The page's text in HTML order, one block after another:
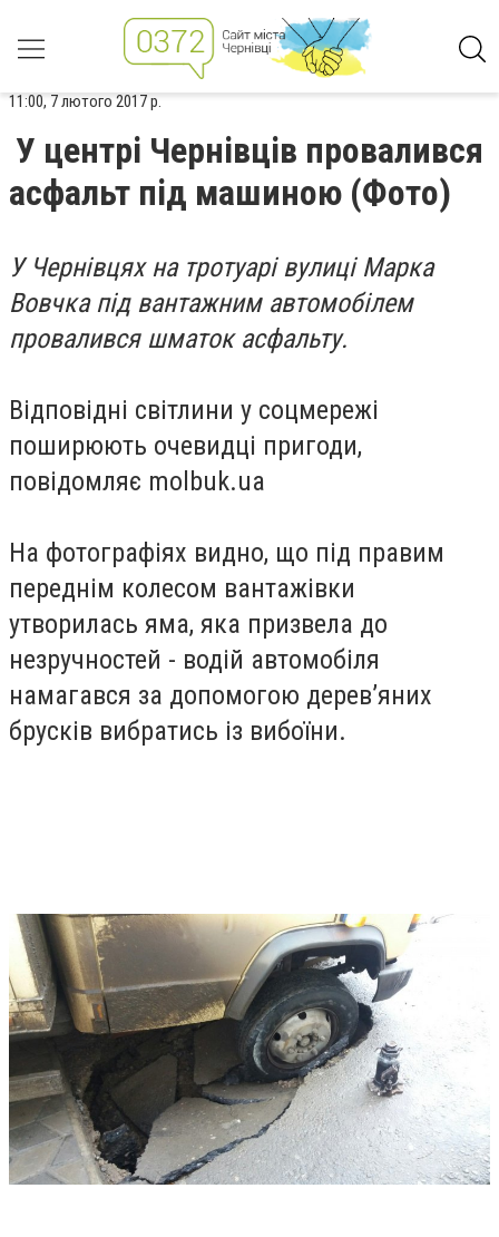
11:00, 7 лютого 2017 р.
У центрі Чернівців провалився
асфальт під машиною (Фото)
У Чернівцях на тротуарі вулиці Марка
Вовчка під вантажним автомобілем
провалився шматок асфальту.
Відповідні світлини у соцмережі
поширюють очевидці пригоди,
повідомляє molbuk.ua
На фотографіях видно, що під правим
переднім колесом вантажівки
утворилась яма, яка призвела до
незручностей - водій автомобіля
намагався за допомогою дерев’яних
брусків вибратись із вибоїни.